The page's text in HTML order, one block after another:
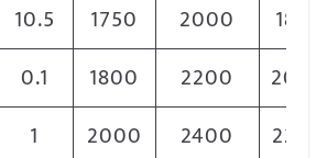
10.5 1750 2000
0.1 1800 2200
1 2000 2400